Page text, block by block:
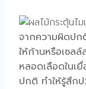
จากความผิดปก
ให้ก้านหรือเซล
หลอดเลือดในเ
ปกติ ทำให้รู้สึก